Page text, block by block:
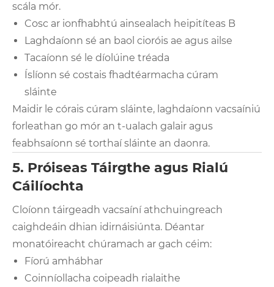
scála mór.
Cosc ar ionfhabhtú ainsealach heipitíteas B
Laghdaíonn sé an baol cioróis ae agus ailse
Tacaíonn sé le díolúine tréada
Íslíonn sé costais fhadtéarmacha cúram
sláinte
Maidir le córais cúram sláinte, laghdaíonn vacsaíniú
forleathan go mór an t-ualach galair agus
feabhsaíonn sé torthaí sláinte an daonra.
5. Próiseas Táirgthe agus Rialú
Cáilíochta
Cloíonn táirgeadh vacsaíní athchuingreach
caighdeáin dhian idirnáisiúnta. Déantar
monatóireacht chúramach ar gach céim:
Fíorú amhábhar
Coinníollacha coipeadh rialaithe